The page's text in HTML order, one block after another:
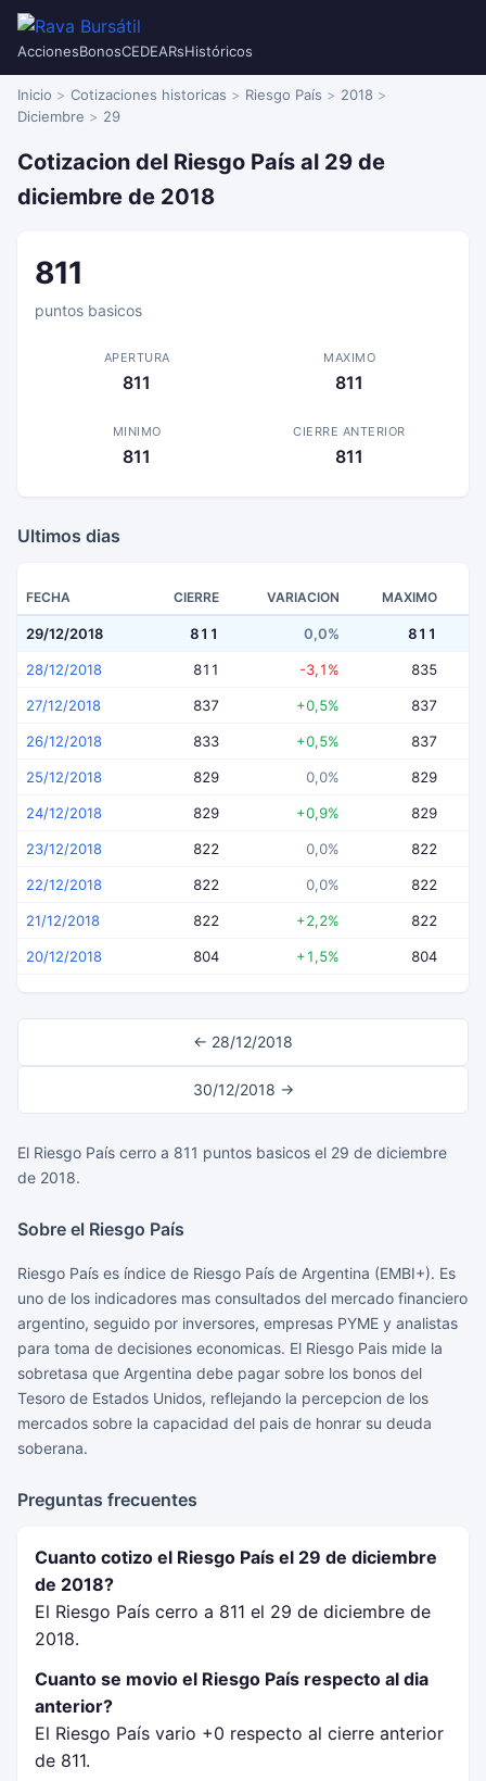
AccionesBonosCEDEARsHistóricos
Inicio Cotizaciones historicas Riesgo País
2018
Diciembre
29
Cotizacion del Riesgo País al 29 de
diciembre de 2018
811
puntos basicos
APERTURA
811
MAXIMO
811
MINIMO
811
CIERRE ANTERIOR
811
Ultimos dias
FECHA CIERRE VARIACION MAXIMO
29/12/2018 811 0,0% 811
28/12/2018 811 -3,1% 835
27/12/2018 837 +0,5% 837
26/12/2018 833 +0,5% 837
25/12/2018 829 0,0% 829
24/12/2018 829 +0,9% 829
23/12/2018 822 0,0% 822
22/12/2018 822 0,0% 822
21/12/2018 822 +2,2% 822
20/12/2018 804 +1,5% 804
← 28/12/2018
30/12/2018 →
El Riesgo País cerro a 811 puntos basicos el 29 de diciembre
de 2018.
Sobre el Riesgo País
Riesgo País es índice de Riesgo País de Argentina (EMBI+). Es
uno de los indicadores mas consultados del mercado financiero
argentino, seguido por inversores, empresas PYME y analistas
para toma de decisiones economicas. El Riesgo Pais mide la
sobretasa que Argentina debe pagar sobre los bonos del
Tesoro de Estados Unidos, reflejando la percepcion de los
mercados sobre la capacidad del pais de honrar su deuda
soberana.
Preguntas frecuentes
Cuanto cotizo el Riesgo País el 29 de diciembre
de 2018?
El Riesgo País cerro a 811 el 29 de diciembre de
2018.
Cuanto se movio el Riesgo País respecto al dia
anterior?
El Riesgo País vario +0 respecto al cierre anterior
de 811.